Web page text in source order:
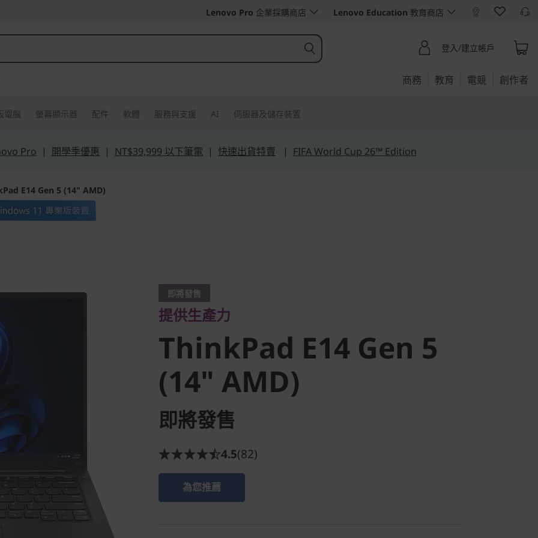
Lenovo Pro 企業採購商店 Lenovo Education 教育商店
登入/建立帳戶
商務 教育 電競 創作者
電腦 螢幕顯示器 配件 軟體 服務與支援 AI 伺服器及儲存裝置
Pro | 開學季優惠 | NT$39,999 以下筆電 | 快速出貨特賣 | FIFA World Cup 26™ Edition
E14 Gen 5 (14" AMD)
ThinkPad E14 Gen 5
(14" AMD)
即將發售
提供生產力
ThinkPad E14 Gen 5
(14" AMD)
即將發售
4.5(82)
為您推薦